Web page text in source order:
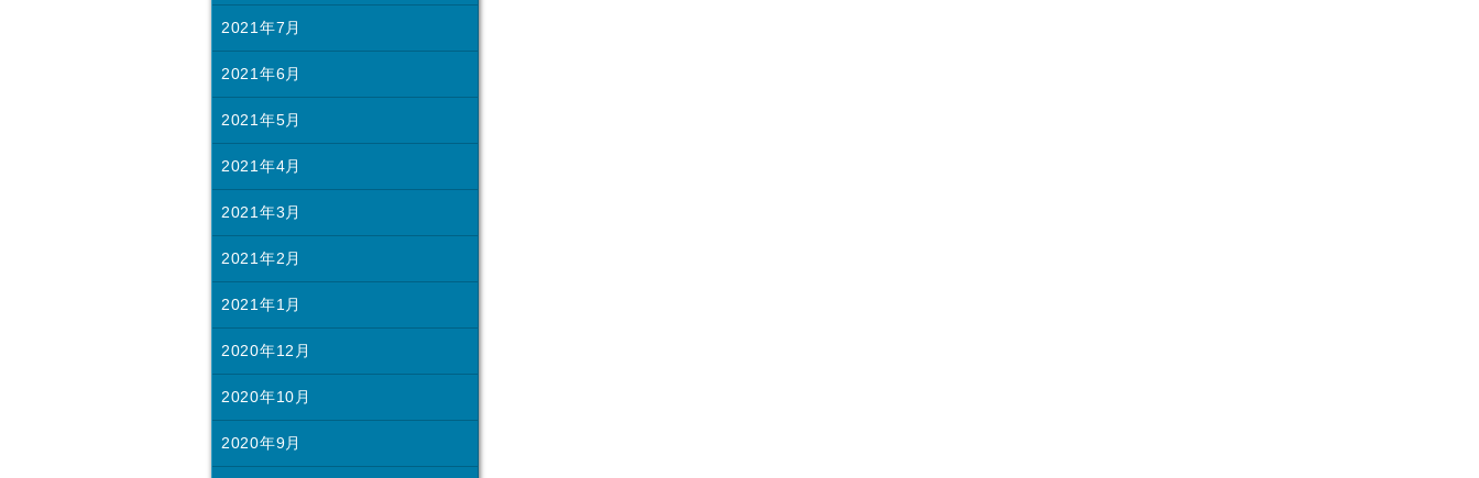
2021年7月
2021年6月
2021年5月
2021年4月
2021年3月
2021年2月
2021年1月
2020年12月
2020年10月
2020年9月